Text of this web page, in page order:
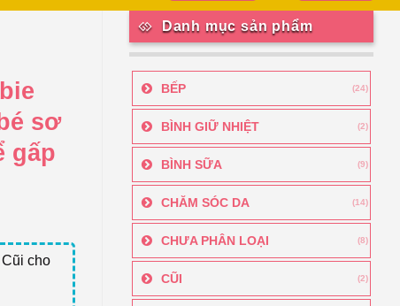
Danh mục sản phẩm
BẾP (24)
BÌNH GIỮ NHIỆT (2)
BÌNH SỮA (9)
CHĂM SÓC DA (14)
CHƯA PHÂN LOẠI (8)
CŨI (2)
sơ
gấp
cho